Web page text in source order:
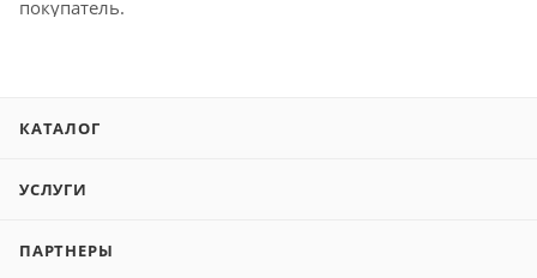
покупатель.
КАТАЛОГ
УСЛУГИ
ПАРТНЕРЫ